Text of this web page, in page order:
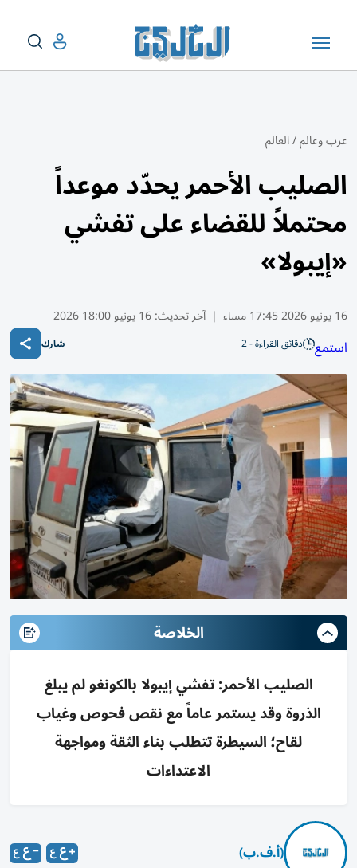
عرب وعالم/العالم
الصليب الأحمر يحدّد موعداً
محتملاً للقضاء على تفشي
«إيبولا»
16 يونيو 2026 17:45 مساء | آخر تحديث:16 يونيو 18:00 2026
استمع دقائق القراءة - 2 شارك
الخلاصة
الصليب الأحمر: تفشي إيبولا بالكونغو لم يبلغ
الذروة وقد يستمر عاماً مع نقص فحوص وغياب
لقاح؛ السيطرة تتطلب بناء الثقة ومواجهة
الاعتداءات
(أ.ف.ب)